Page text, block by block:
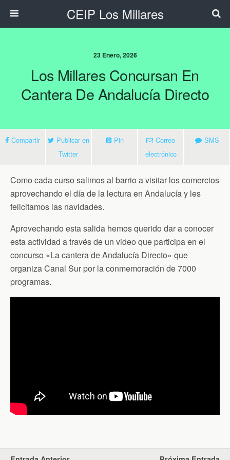
CEIP Los Millares
23 Enero, 2026
Los Millares Concursan En
Cantera De Andalucía Directo
Compartir
Publicar en
Twitter
Pin
Correo
electrónico
SMS
Como cada curso salimos al barrio a visitar los comercios
aprovechando el día de la lectura en Andalucía y les
felicitamos las navidades.
Aprovechando esta salida hemos querido dar a conocer
esta actividad a través de un video que participa en el
concurso «La cantera de Andalucía Directo» que
organiza Canal Sur por la conmemoración de 7000
programas.